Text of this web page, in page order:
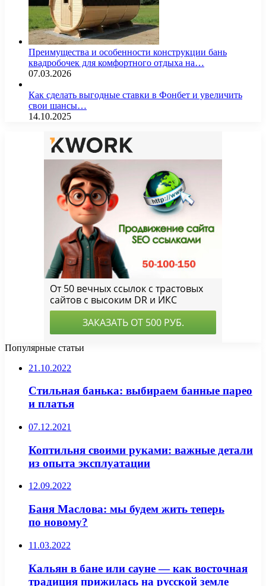
Преимущества и особенности конструкции бань
квадробочек для комфортного отдыха на…
07.03.2026
Как сделать выгодные ставки в Фонбет и увеличить
свои шансы…
14.10.2025
Популярные статьи
21.10.2022
Стильная банька: выбираем банные парео
и платья
07.12.2021
Коптильня своими руками: важные детали
из опыта эксплуатации
12.09.2022
Баня Маслова: мы будем жить теперь
по новому?
11.03.2022
Кальян в бане или сауне — как восточная
традиция прижилась на русской земле